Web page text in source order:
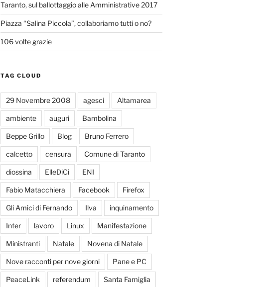
Taranto, sul ballottaggio alle Amministrative 2017
Piazza “Salina Piccola”, collaboriamo tutti o no?
106 volte grazie
TAG CLOUD
29 Novembre 2008 agesci Altamarea
ambiente auguri Bambolina
Beppe Grillo Blog Bruno Ferrero
calcetto censura Comune di Taranto
diossina ElleDiCi ENI
Fabio Matacchiera Facebook Firefox
Gli Amici di Fernando Ilva inquinamento
Inter lavoro Linux Manifestazione
Ministranti Natale Novena di Natale
Nove racconti per nove giorni Pane e PC
PeaceLink referendum Santa Famiglia